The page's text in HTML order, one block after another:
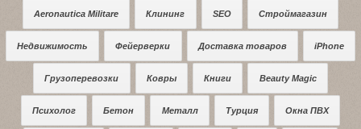
Aeronautica Militare Клининг SEO Строймагазин
Недвижимость Фейерверки Доставка товаров iPhone
Грузоперевозки Ковры Книги Beauty Magic
Психолог Бетон Металл Турция Окна ПВХ